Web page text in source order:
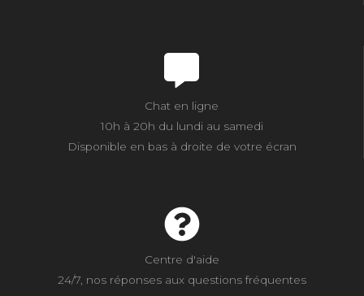
Chat en ligne
10h à 20h du lundi au samedi
Disponible en bas à droite de votre écran
Centre d'aide
24/7, nos réponses aux questions fréquentes